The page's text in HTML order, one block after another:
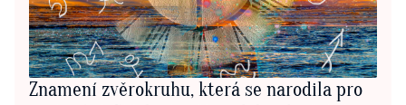
Znamení zvěrokruhu, která se narodila pro